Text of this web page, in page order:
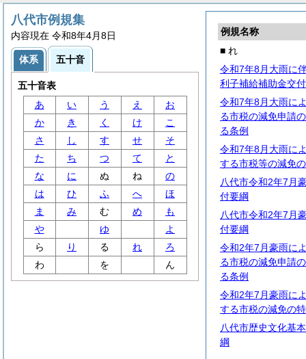
例規名称
■ れ
令和7年8月大雨に
利子補給補助金交
令和7年8月大雨に
る市税の減免申請
る条例
令和7年8月大雨に
する市税等の減免
八代市令和2年7月
付要綱
八代市令和2年7月
付要綱
令和2年7月豪雨に
る市税の減免申請
る条例
令和2年7月豪雨に
する市税の減免の
八代市歴史文化基
綱
八代市例規集
内容現在 令和8年4月8日
体系 五十音
五十音表
あ
い う え
お
か
き く け
こ
さ
し す せ
そ
た
ち つ て
と
な
に ぬ ね
の
は
ひ ふ へ
ほ
ま
み む め
も
や
ゆ
よ
ら
り る れ
ろ
わ
を ん